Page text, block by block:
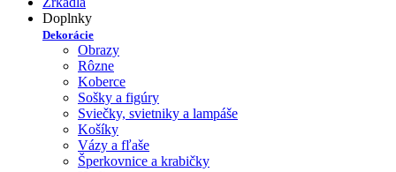
Doplnky
Dekorácie
Obrazy
Rôzne
Koberce
Sošky a figúry
Sviečky, svietniky a lampáše
Košíky
Vázy a fľaše
Šperkovnice a krabičky